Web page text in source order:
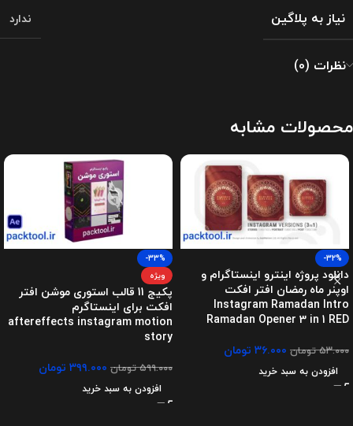
نیاز به پلاگین ندارد
نظرات (0)
محصولات مشابه
-32%
دانلود پروژه اینترو اینستاگرام و
اوپنر ماه رمضان افتر افکت
Instagram Ramadan Intro
Ramadan Opener 3 in 1 RED
۵۳.۰۰۰تومان ۳۶.۰۰۰ تومان
افزودن به سبد خرید
-33%
ویژه
پکیج 11 قالب استوری موشن افتر
افکت برای اینستاگرم
aftereffects instagram motion
story
۵۹۹.۰۰۰تومان ۳۹۹.۰۰۰ تومان
افزودن به سبد خرید